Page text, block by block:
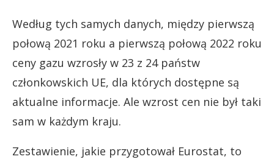
Według tych samych danych, między pierwszą
połową 2021 roku a pierwszą połową 2022 roku
ceny gazu wzrosły w 23 z 24 państw
członkowskich UE, dla których dostępne są
aktualne informacje. Ale wzrost cen nie był taki
sam w każdym kraju.
Zestawienie, jakie przygotował Eurostat, to